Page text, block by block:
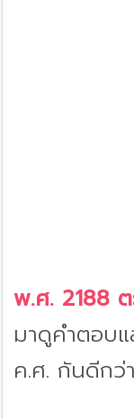
พ.ศ. 2188
มาดูคำตอบ
ค.ศ. กันดีกว่า